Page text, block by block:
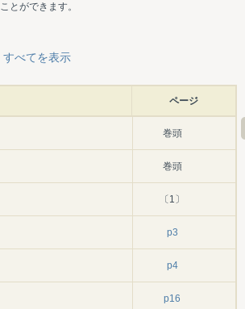
とができます。
すべてを表示
ページ
巻頭
巻頭
〔1〕
p3
p4
p16